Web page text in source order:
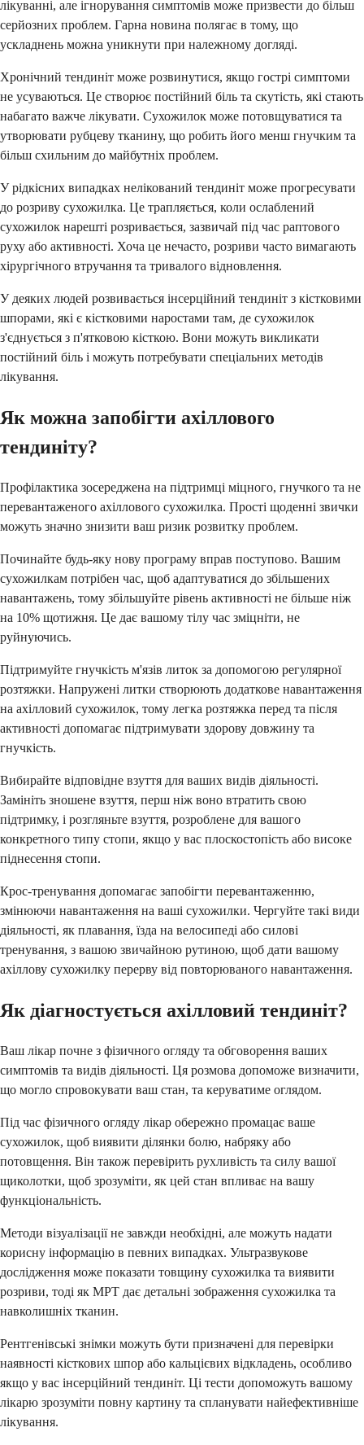
лікуванні, але ігнорування симптомів може призвести до більш
серйозних проблем. Гарна новина полягає в тому, що
ускладнень можна уникнути при належному догляді.
Хронічний тендиніт може розвинутися, якщо гострі симптоми
не усуваються. Це створює постійний біль та скутість, які стають
набагато важче лікувати. Сухожилок може потовщуватися та
утворювати рубцеву тканину, що робить його менш гнучким та
більш схильним до майбутніх проблем.
У рідкісних випадках нелікований тендиніт може прогресувати
до розриву сухожилка. Це трапляється, коли ослаблений
сухожилок нарешті розривається, зазвичай під час раптового
руху або активності. Хоча це нечасто, розриви часто вимагають
хірургічного втручання та тривалого відновлення.
У деяких людей розвивається інсерційний тендиніт з кістковими
шпорами, які є кістковими наростами там, де сухожилок
з'єднується з п'ятковою кісткою. Вони можуть викликати
постійний біль і можуть потребувати спеціальних методів
лікування.
Як можна запобігти ахіллового
тендиніту?
Профілактика зосереджена на підтримці міцного, гнучкого та не
перевантаженого ахіллового сухожилка. Прості щоденні звички
можуть значно знизити ваш ризик розвитку проблем.
Починайте будь-яку нову програму вправ поступово. Вашим
сухожилкам потрібен час, щоб адаптуватися до збільшених
навантажень, тому збільшуйте рівень активності не більше ніж
на 10% щотижня. Це дає вашому тілу час зміцніти, не
руйнуючись.
Підтримуйте гнучкість м'язів литок за допомогою регулярної
розтяжки. Напружені литки створюють додаткове навантаження
на ахілловий сухожилок, тому легка розтяжка перед та після
активності допомагає підтримувати здорову довжину та
гнучкість.
Вибирайте відповідне взуття для ваших видів діяльності.
Замініть зношене взуття, перш ніж воно втратить свою
підтримку, і розгляньте взуття, розроблене для вашого
конкретного типу стопи, якщо у вас плоскостопість або високе
піднесення стопи.
Крос-тренування допомагає запобігти перевантаженню,
змінюючи навантаження на ваші сухожилки. Чергуйте такі види
діяльності, як плавання, їзда на велосипеді або силові
тренування, з вашою звичайною рутиною, щоб дати вашому
ахіллову сухожилку перерву від повторюваного навантаження.
Як діагностується ахілловий тендиніт?
Ваш лікар почне з фізичного огляду та обговорення ваших
симптомів та видів діяльності. Ця розмова допоможе визначити,
що могло спровокувати ваш стан, та керуватиме оглядом.
Під час фізичного огляду лікар обережно промацає ваше
сухожилок, щоб виявити ділянки болю, набряку або
потовщення. Він також перевірить рухливість та силу вашої
щиколотки, щоб зрозуміти, як цей стан впливає на вашу
функціональність.
Методи візуалізації не завжди необхідні, але можуть надати
корисну інформацію в певних випадках. Ультразвукове
дослідження може показати товщину сухожилка та виявити
розриви, тоді як МРТ дає детальні зображення сухожилка та
навколишніх тканин.
Рентгенівські знімки можуть бути призначені для перевірки
наявності кісткових шпор або кальцієвих відкладень, особливо
якщо у вас інсерційний тендиніт. Ці тести допоможуть вашому
лікарю зрозуміти повну картину та спланувати найефективніше
лікування.